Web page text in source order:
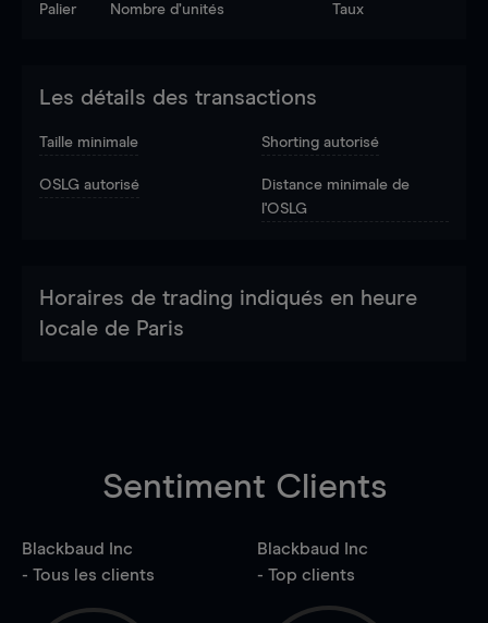
Palier Nombre d’unités Taux
Les détails des transactions
Taille minimale Shorting autorisé
OSLG autorisé
Distance minimale de
l'OSLG
Horaires de trading indiqués en heure
locale de Paris
Sentiment Clients
Blackbaud Inc
- Tous les clients
Blackbaud Inc
- Top clients